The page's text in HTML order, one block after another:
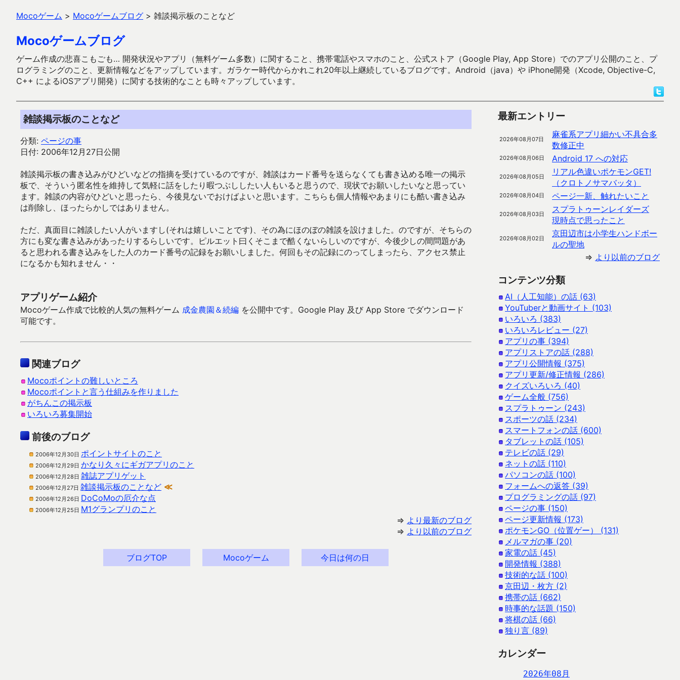
Mocoゲーム > Mocoゲームブログ > 雑談掲示板のことなど
Mocoゲームブログ
ゲーム作成の悲喜こもごも… 開発状況やアプリ（無料ゲーム多数）に関すること、携帯電話やスマホのこと、公式ストア（Google Play, App Store）でのアプリ公開のこと、プ
ログラミングのこと、更新情報などをアップしています。ガラケー時代からかれこれ20年以上継続しているブログです。Android（java）や iPhone開発（Xcode, Objective-C,
C++ によるiOSアプリ開発）に関する技術的なことも時々アップしています。
雑談掲示板のことなど
分類: ページの事
日付: 2006年12月27日公開
雑談掲示板の書き込みがひどいなどの指摘を受けているのですが、雑談はカード番号を送らなくても書き込める唯一の掲示
板で、そういう匿名性を維持して気軽に話をしたり暇つぶししたい人もいると思うので、現状でお願いしたいなと思ってい
ます。雑談の内容がひどいと思ったら、今後見ないでおけばよいと思います。こちらも個人情報やあまりにも酷い書き込み
は削除し、ほったらかしではありません。
ただ、真面目に雑談したい人がいますし(それは嬉しいことです)、その為にほのぼの雑談を設けました。のですが、そちらの
方にも変な書き込みがあったりするらしいです。ピルエット曰くそこまで酷くないらしいのですが、今後少しの間問題があ
ると思われる書き込みをした人のカード番号の記録をお願いしました。何回もその記録にのってしまったら、アクセス禁止
になるかも知れません・・
アプリゲーム紹介
Mocoゲーム作成で比較的人気の無料ゲーム 成金農園＆続編 を公開中です。Google Play 及び App Store でダウンロード
可能です。
関連ブログ
Mocoポイントの難しいところ
Mocoポイントと言う仕組みを作りました
がちんこの掲示板
いろいろ募集開始
前後のブログ
2006年12月30日 ポイントサイトのこと
2006年12月29日 かなり久々にギガアプリのこと
2006年12月28日 雑誌アプリゲット
2006年12月27日 雑談掲示板のことなど ≪
2006年12月26日 DoCoMoの厄介な点
2006年12月25日 M1グランプリのこと
⇒ より最新のブログ
⇒ より以前のブログ
ブログTOP Mocoゲーム 今日は何の日
最新エントリー
2026年08月07日
麻雀系アプリ細かい不具合多
数修正中
2026年08月06日 Android 17 への対応
2026年08月05日
リアル色違いポケモンGET!
（クロトノサマバッタ）
2026年08月04日 ページ一新、触れたいこと
2026年08月03日
スプラトゥーンレイダーズ
現時点で思ったこと
2026年08月02日
京田辺市は小学生ハンドボー
ルの聖地
⇒ より以前のブログ
コンテンツ分類
AI（人工知能）の話 (63)
YouTuberと動画サイト (103)
いろいろ (383)
いろいろレビュー (27)
アプリの事 (394)
アプリストアの話 (288)
アプリ公開情報 (375)
アプリ更新/修正情報 (286)
クイズいろいろ (40)
ゲーム全般 (756)
スプラトゥーン (243)
スポーツの話 (234)
スマートフォンの話 (600)
タブレットの話 (105)
テレビの話 (29)
ネットの話 (110)
パソコンの話 (100)
フォームへの返答 (39)
プログラミングの話 (97)
ページの事 (150)
ページ更新情報 (173)
ポケモンGO（位置ゲー） (131)
メルマガの事 (20)
家電の話 (45)
開発情報 (388)
技術的な話 (100)
京田辺・枚方 (2)
携帯の話 (662)
時事的な話題 (150)
将棋の話 (66)
独り言 (89)
カレンダー
2026年08月